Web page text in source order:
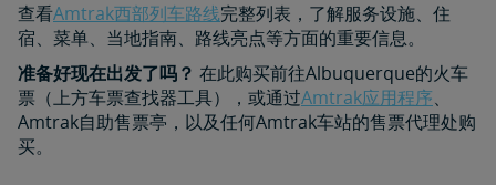
查看Amtrak西部列车路线完整列表，了解服务设施、住
宿、菜单、当地指南、路线亮点等方面的重要信息。
准备好现在出发了吗？ 在此购买前往Albuquerque的火车
票（上方车票查找器工具），或通过Amtrak应用程序、
Amtrak自助售票亭，以及任何Amtrak车站的售票代理处购
买。